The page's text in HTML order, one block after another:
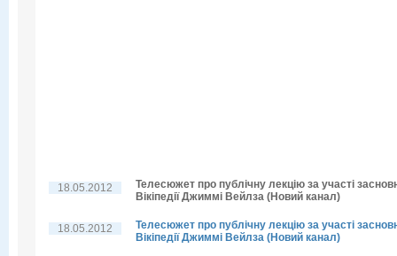
18.05.2012
Телесюжет про публічну лекцію за участі
Вікіпедії Джиммі Вейлза (Новий канал)
18.05.2012
Телесюжет про публічну лекцію за участі
Вікіпедії Джиммі Вейлза (Новий канал)